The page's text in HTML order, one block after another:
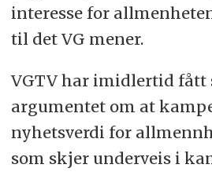
interesse for
til det VG mener.
VGTV har imidlertid fått
argumentet om at
nyhetsverdi for
som skjer underveis i